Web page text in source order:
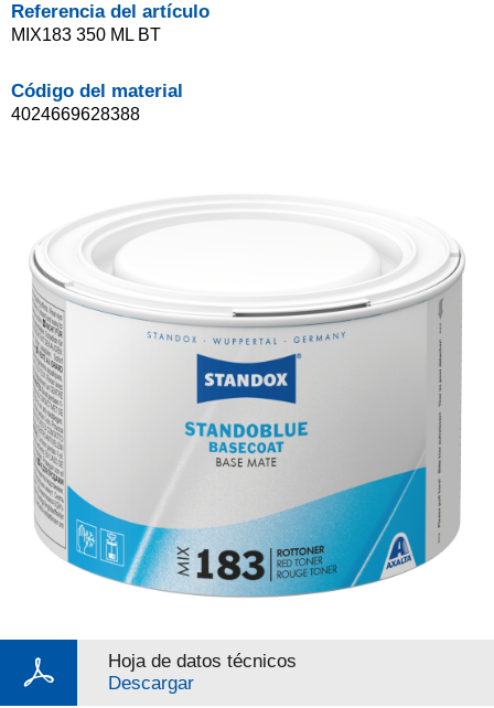
Referencia del artículo
MIX183 350 ML BT
Código del material
4024669628388
Hoja de datos técnicos
Descargar